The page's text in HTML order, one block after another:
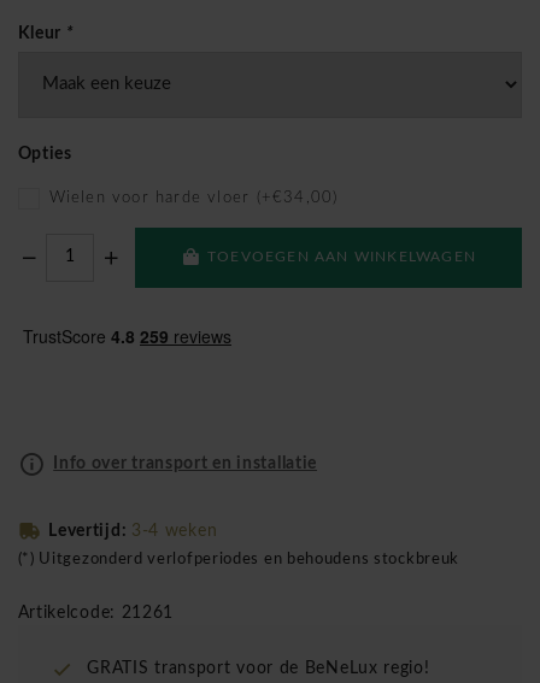
Kleur *
Opties
Wielen voor harde vloer (+€34,00)
TOEVOEGEN AAN WINKELWAGEN
Info over transport en installatie
Levertijd: 3-4 weken
(*) Uitgezonderd verlofperiodes en behoudens stockbreuk
Artikelcode: 21261
GRATIS transport voor de BeNeLux regio!